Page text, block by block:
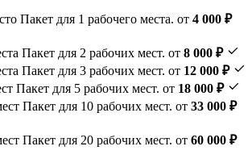
Пакет для 1 рабочего места. от 4 000 ₽
Пакет для 2 рабочих мест. от 8 000 ₽
Пакет для 3 рабочих мест. от 12 000 ₽
Пакет для 5 рабочих мест. от 18 000 ₽
Пакет для 10 рабочих мест. от 33 000 ₽
Пакет для 20 рабочих мест. от 60 000 ₽